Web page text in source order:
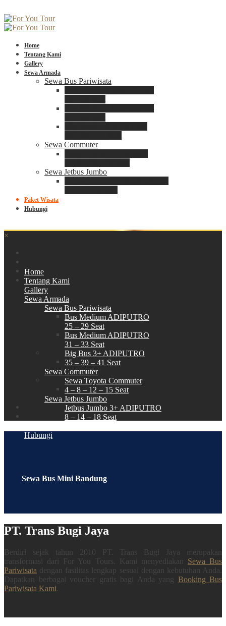
Home
Tentang Kami
Gallery
Sewa Armada
Sewa Bus Pariwisata
Sewa Commuter
Sewa Jetbus Jumbo
Paket Wisata
Hubungi
×
Home
Tentang Kami
Gallery
Sewa Armada
Sewa Bus Pariwisata
Bus Medium ADIPUTRO
25 – 29 Seat
Bus Medium ADIPUTRO
31 – 33 Seat
Big Bus 3+ ADIPUTRO
35 – 39 – 41 Seat
Sewa Commuter
Sewa Toyota Commuter
4 – 8 – 12 – 15 Seat
Sewa Jetbus Jumbo
Jetbus Jumbo 3+ ADIPUTRO
8 – 14 – 18 Seat
Hubungi
Sewa Bus Mini Bandung
PT. Trans Bugi Jaya
Berdiri sejak tahun 2010 PT. Trans Bugi Jaya merupakan
transformasi dari For You Tours. Kami menyediakan Sewa Bus
Pariwisata dengan fasilitas lengkap sesuai dengan kebutuhan Anda.
Dapatkan berbagai voucher gratis bagi Anda yang Booking Bus
Pariwisata Kami